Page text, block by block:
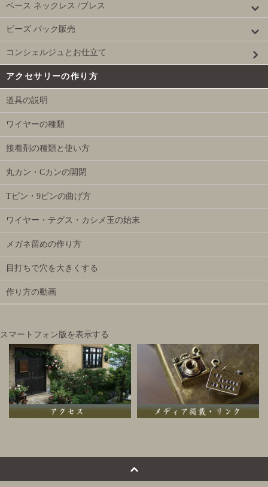
ベース ネックレス /ブレス
ビーズ パック販売
コンシェルジュとお仕立て
アクセサリーの作り方
道具の説明
ワイヤーの種類
接着剤の種類と使い方
丸カン・Cカンの開閉
Tピン・9ピンの曲げ方
ワイヤー・テグス・カシメ玉の始末
メガネ留めの作り方
目打ちで穴を大きくする
作り方の動画
スマートフォン版を表示する